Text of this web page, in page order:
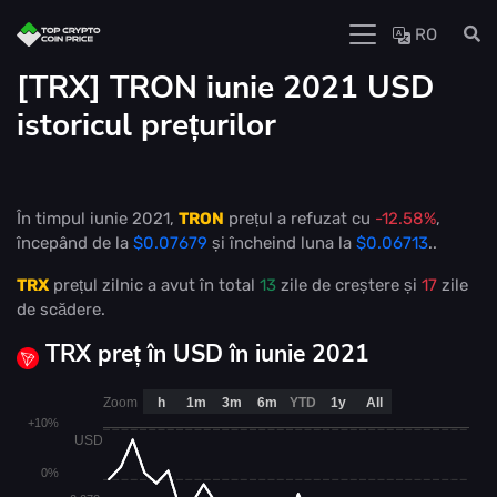
RO
[TRX] TRON iunie 2021 USD
istoricul prețurilor
În timpul iunie 2021, TRON prețul a refuzat cu -12.58%,
începând de la $0.07679 și încheind luna la $0.06713..
TRX prețul zilnic a avut în total 13 zile de creștere și 17 zile
de scădere.
TRX preț în USD în iunie 2021
USD
0%
+10%
Zoom h 1m 3m 6m YTD 1y All